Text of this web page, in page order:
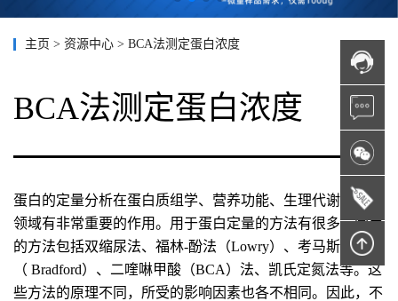
主页 > 资源中心 > BCA法测定蛋白浓度
BCA法测定蛋白浓度
蛋白的定量分析在蛋白质组学、营养功能、生理代谢等研究
领域有非常重要的作用。用于蛋白定量的方法有很多，常用
的方法包括双缩尿法、福林-酚法（Lowry）、考马斯亮蓝法
（ Bradford）、二喹啉甲酸（BCA）法、凯氏定氮法等。这
些方法的原理不同，所受的影响因素也各不相同。因此，不